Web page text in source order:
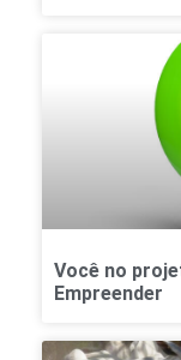
Você no
Empreender